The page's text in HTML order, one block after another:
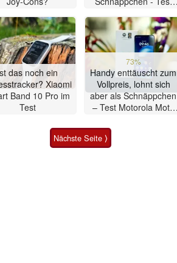
das noch ein
Xiaomi
Band 10 Pro im
Test
73%
Handy enttäuscht zum
Vollpreis, lohnt sich
aber als Schnäppchen
– Test Motorola Moto
Nächste Seite ⟩